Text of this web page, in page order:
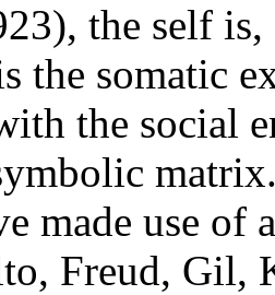
the self
the somatic
the social
made use of
Freud, Gil,